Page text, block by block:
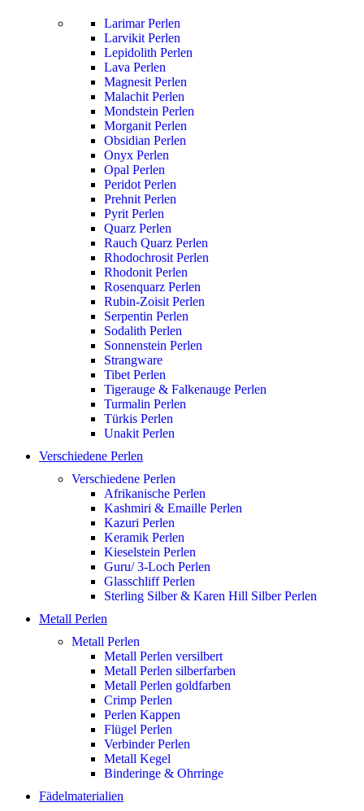
Larimar Perlen
Larvikit Perlen
Lepidolith Perlen
Lava Perlen
Magnesit Perlen
Malachit Perlen
Mondstein Perlen
Morganit Perlen
Obsidian Perlen
Onyx Perlen
Opal Perlen
Peridot Perlen
Prehnit Perlen
Pyrit Perlen
Quarz Perlen
Rauch Quarz Perlen
Rhodochrosit Perlen
Rhodonit Perlen
Rosenquarz Perlen
Rubin-Zoisit Perlen
Serpentin Perlen
Sodalith Perlen
Sonnenstein Perlen
Strangware
Tibet Perlen
Tigerauge & Falkenauge Perlen
Turmalin Perlen
Türkis Perlen
Unakit Perlen
Verschiedene Perlen
Verschiedene Perlen
Afrikanische Perlen
Kashmiri & Emaille Perlen
Kazuri Perlen
Keramik Perlen
Kieselstein Perlen
Guru/ 3-Loch Perlen
Glasschliff Perlen
Sterling Silber & Karen Hill Silber Perlen
Metall Perlen
Metall Perlen
Metall Perlen versilbert
Metall Perlen silberfarben
Metall Perlen goldfarben
Crimp Perlen
Perlen Kappen
Flügel Perlen
Verbinder Perlen
Metall Kegel
Binderinge & Ohrringe
Fädelmaterialien